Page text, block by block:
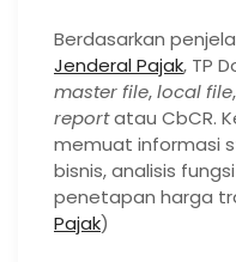
Berdasarkan
Jenderal Pajak, TP
master file,local file
reportatau CbCR.
memuat informasi
bisnis, analisis
penetapan harga
Pajak)